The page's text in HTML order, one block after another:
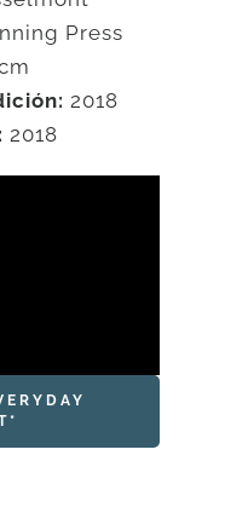
Press
2018
2018